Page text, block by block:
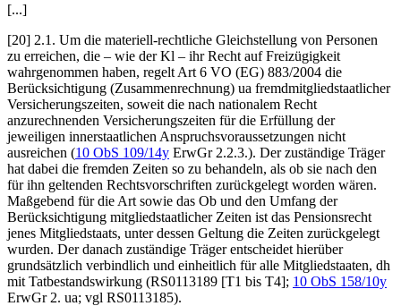
[...]
[20] 2.1. Um die materiell-rechtliche Gleichstellung von Personen
zu erreichen, die – wie der Kl – ihr Recht auf Freizügigkeit
wahrgenommen haben, regelt Art 6 VO (EG) 883/2004 die
Berücksichtigung (Zusammenrechnung) ua fremdmitgliedstaatlicher
Versicherungszeiten, soweit die nach nationalem Recht
anzurechnenden Versicherungszeiten für die Erfüllung der
jeweiligen innerstaatlichen Anspruchsvoraussetzungen nicht
ausreichen (10 ObS 109/14y ErwGr 2.2.3.). Der zuständige Träger
hat dabei die fremden Zeiten so zu behandeln, als ob sie nach den
für ihn geltenden Rechtsvorschriften zurückgelegt worden wären.
Maßgebend für die Art sowie das Ob und den Umfang der
Berücksichtigung mitgliedstaatlicher Zeiten ist das Pensionsrecht
jenes Mitgliedstaats, unter dessen Geltung die Zeiten zurückgelegt
wurden. Der danach zuständige Träger entscheidet hierüber
grundsätzlich verbindlich und einheitlich für alle Mitgliedstaaten, dh
mit Tatbestandswirkung (RS0113189 [T1 bis T4]; 10 ObS 158/10y
ErwGr 2. ua; vgl RS0113185).